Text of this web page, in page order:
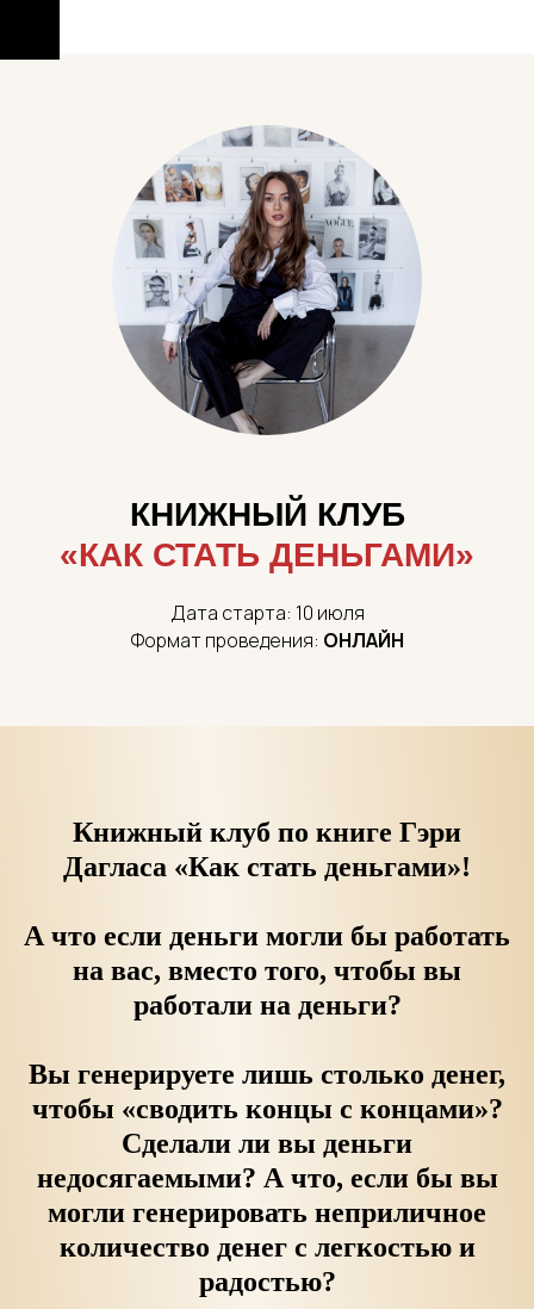
КНИЖНЫЙ КЛУБ
«КАК СТАТЬ ДЕНЬГАМИ»
Дата старта: 10 июля
Формат проведения: ОНЛАЙН
Книжный клуб по книге Гэри
Дагласа «Как стать деньгами»!
А что если деньги могли бы работать
на вас, вместо того, чтобы вы
работали на деньги?
Вы генерируете лишь столько денег,
чтобы «сводить концы с концами»?
Сделали ли вы деньги
недосягаемыми? А что, если бы вы
могли генерировать неприличное
количество денег с легкостью и
радостью?